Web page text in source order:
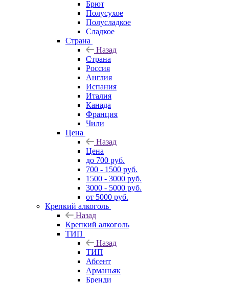
Брют
Полусухое
Полусладкое
Сладкое
Страна
Назад
Страна
Россия
Англия
Испания
Италия
Канада
Франция
Чили
Цена
Назад
Цена
до 700 руб.
700 - 1500 руб.
1500 - 3000 руб.
3000 - 5000 руб.
от 5000 руб.
Крепкий алкоголь
Назад
Крепкий алкоголь
ТИП
Назад
ТИП
Абсент
Арманьяк
Бренди